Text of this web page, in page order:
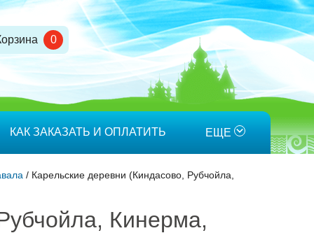
0
КАК ЗАКАЗАТЬ И ОПЛАТИТЬ ЕЩЕ
/ Карельские деревни (Киндасово, Рубчойла,
Кинерма,